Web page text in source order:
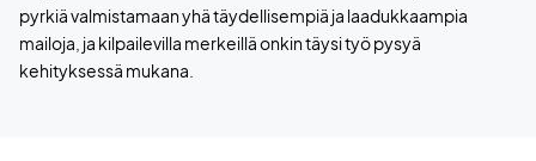
pyrkiä valmistamaan yhä täydellisempiä ja laadukkaampia
mailoja, ja kilpailevilla merkeillä onkin täysi työ pysyä
kehityksessä mukana.